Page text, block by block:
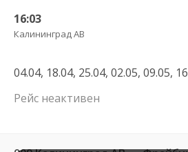
16:03
Калининград АВ
Рейс неактивен